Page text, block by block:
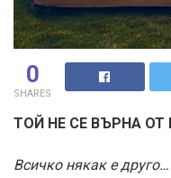
0
SHARES
ТОЙ НЕ СЕ ВЪРНА ОТ
Всичко някак е